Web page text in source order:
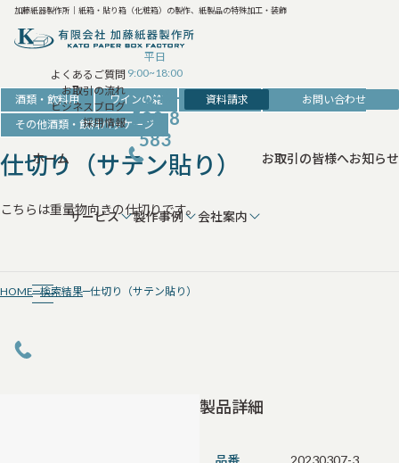
加藤紙器製作所｜紙箱・貼り箱（化粧箱）の製作、紙製品の特殊加工・装飾
よくあるご質問
お取引の流れ
ビジネスブログ
採用情報
平日
9:00~18:00
042-
520-8
583
資料請求 お問い合わせ
ホーム
サービス 製作事例 会社案内
お取引の皆様へお知らせ
酒類・飲料用 ワインの箱 日本酒の箱
ウイスキーの箱
その他酒類・飲料パッケージ
仕切り（サテン貼り）
こちらは重量物向きの仕切りです。
HOME 検索結果 仕切り（サテン貼り）
製品詳細